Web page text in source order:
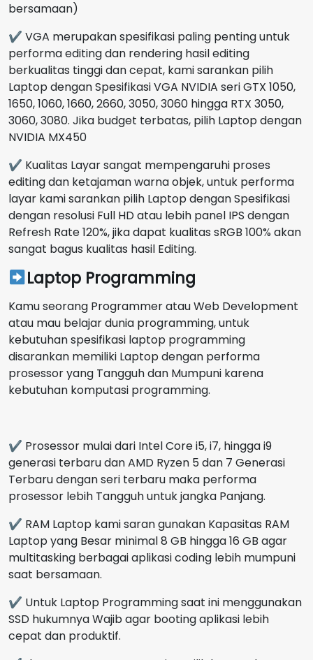
bersamaan)
✔ VGA merupakan spesifikasi paling penting untuk
performa editing dan rendering hasil editing
berkualitas tinggi dan cepat, kami sarankan pilih
Laptop dengan Spesifikasi VGA NVIDIA seri GTX 1050,
1650, 1060, 1660, 2660, 3050, 3060 hingga RTX 3050,
3060, 3080. Jika budget terbatas, pilih Laptop dengan
NVIDIA MX450
✔ Kualitas Layar sangat mempengaruhi proses
editing dan ketajaman warna objek, untuk performa
layar kami sarankan pilih Laptop dengan Spesifikasi
dengan resolusi Full HD atau lebih panel IPS dengan
Refresh Rate 120%, jika dapat kualitas sRGB 100% akan
sangat bagus kualitas hasil Editing.
Laptop Programming
Kamu seorang Programmer atau Web Development
atau mau belajar dunia programming, untuk
kebutuhan spesifikasi laptop programming
disarankan memiliki Laptop dengan performa
prosessor yang Tangguh dan Mumpuni karena
kebutuhan komputasi programming.
✔ Prosessor mulai dari Intel Core i5, i7, hingga i9
generasi terbaru dan AMD Ryzen 5 dan 7 Generasi
Terbaru dengan seri terbaru maka performa
prosessor lebih Tangguh untuk jangka Panjang.
✔ RAM Laptop kami saran gunakan Kapasitas RAM
Laptop yang Besar minimal 8 GB hingga 16 GB agar
multitasking berbagai aplikasi coding lebih mumpuni
saat bersamaan.
✔ Untuk Laptop Programming saat ini menggunakan
SSD hukumnya Wajib agar booting aplikasi lebih
cepat dan produktif.